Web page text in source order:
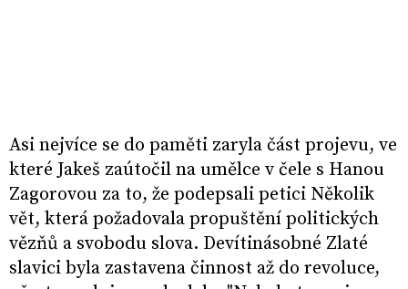
Asi nejvíce se do paměti zaryla část projevu, ve
které Jakeš zaútočil na umělce v čele s Hanou
Zagorovou za to, že podepsali petici Několik
vět, která požadovala propuštění politických
vězňů a svobodu slova. Devítinásobné Zlaté
slavici byla zastavena činnost až do revoluce,